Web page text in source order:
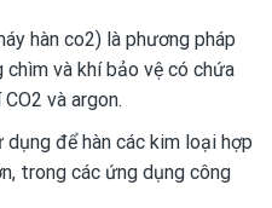
hàn co2) là phương pháp
chìm và khí bảo vệ có chứa
và argon.
để hàn các kim loại hợp
trong các ứng dụng công